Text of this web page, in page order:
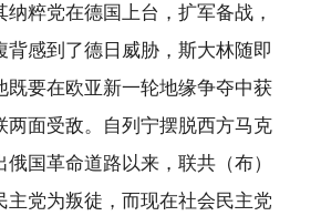
粹党在德国上台，扩军备战，
背感到了德日威胁，斯大林随即
既要在欧亚新一轮地缘争夺中获
两面受敌。自列宁摆脱西方马克
国革命道路以来，联共（布）
主党为叛徒，而现在社会民主党